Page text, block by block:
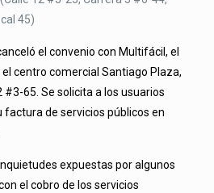
45)
el convenio con Multifácil, el
centro comercial Santiago Plaza,
#3-65. Se solicita a los usuarios
factura de servicios públicos en
expuestas por algunos
el cobro de los servicios